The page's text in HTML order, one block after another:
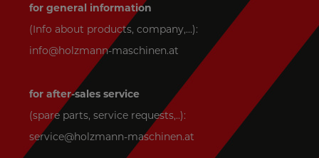
for general information
(Info about products, company,...):
info@holzmann-maschinen.at
for after-sales service
(spare parts, service requests,..):
service@holzmann-maschinen.at